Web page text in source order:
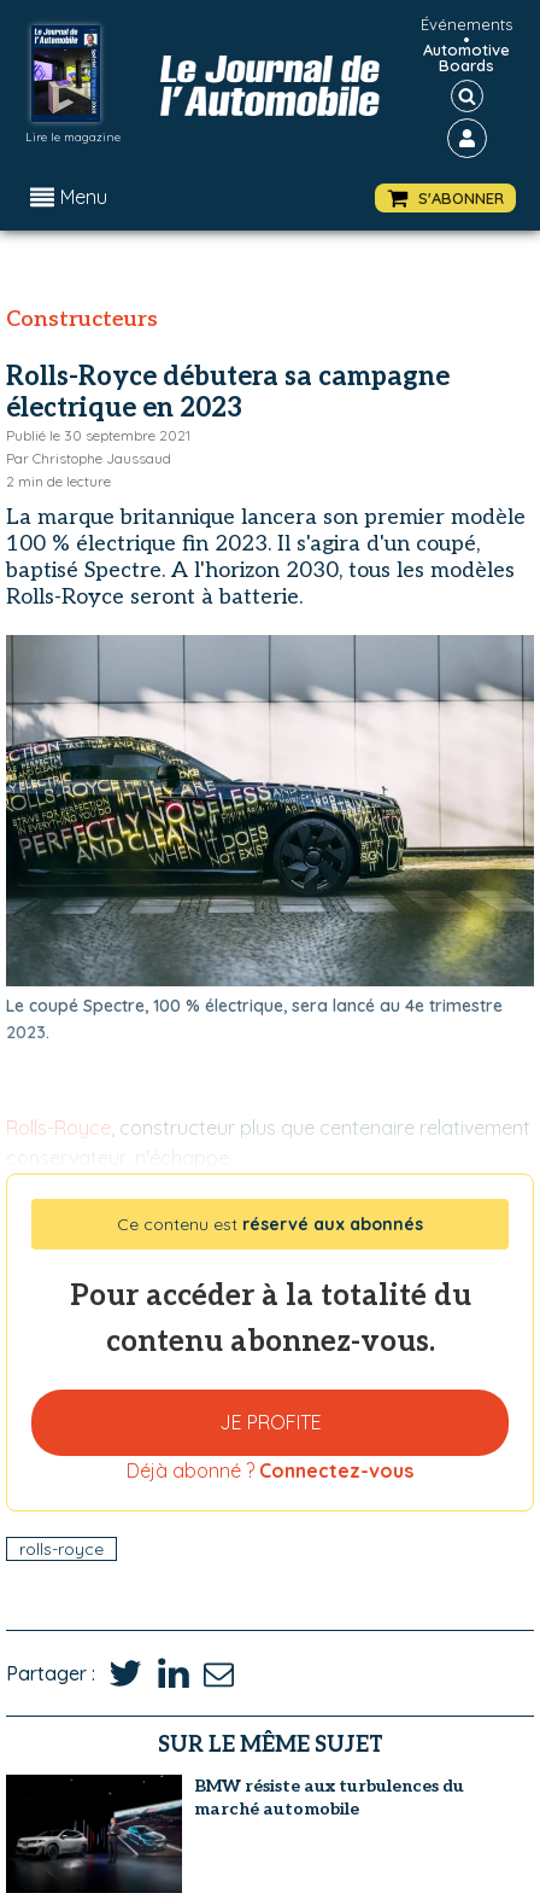
Lire le magazine
Événements
•
Automotive
Boards
Menu S'ABONNER
Constructeurs
Rolls-Royce débutera sa campagne
électrique en 2023
Publié le 30 septembre 2021
Par Christophe Jaussaud
2 min de lecture
La marque britannique lancera son premier modèle
100 % électrique fin 2023. Il s'agira d'un coupé,
baptisé Spectre. A l'horizon 2030, tous les modèles
Rolls-Royce seront à batterie.
Le coupé Spectre, 100 % électrique, sera lancé au 4e trimestre
2023.
Rolls-Royce, constructeur plus que centenaire relativement
conservateur, n'échappe
Ce contenu est réservé aux abonnés
Pour accéder à la totalité du
contenu abonnez-vous.
JE PROFITE
Déjà abonné ? Connectez-vous
rolls-royce
Partager :
SUR LE MÊME SUJET
BMW résiste aux turbulences du
marché automobile